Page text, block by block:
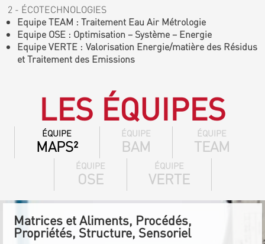
2 - ÉCOTECHNOLOGIES
Equipe TEAM : Traitement Eau Air Métrologie
Equipe OSE : Optimisation – Système – Energie
Equipe VERTE : Valorisation Energie/matière des Résidus
et Traitement des Emissions
LES ÉQUIPES
ÉQUIPE
MAPS²
ÉQUIPE
BAM
ÉQUIPE
TEAM
ÉQUIPE
OSE
ÉQUIPE
VERTE
Matrices et Aliments, Procédés,
Propriétés, Structure, Sensoriel